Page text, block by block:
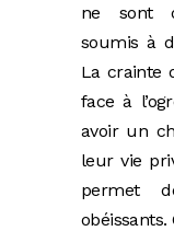
ne sont
soumis à
La crainte
face à
avoir un
leur vie
permet
obéissants.